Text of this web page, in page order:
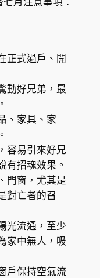
正式過戶、開
動好兄弟，最
、家具、家
容易引來好兄
有招魂效果。
門窗，尤其是
對亡者的召
光流通，至少
家中無人，吸
戶保持空氣流